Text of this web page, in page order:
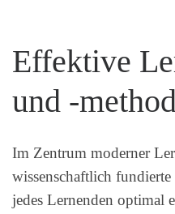
Effektive
und -
Im Zentrum moderner
wissenschaftlich
jedes Lernenden optimal